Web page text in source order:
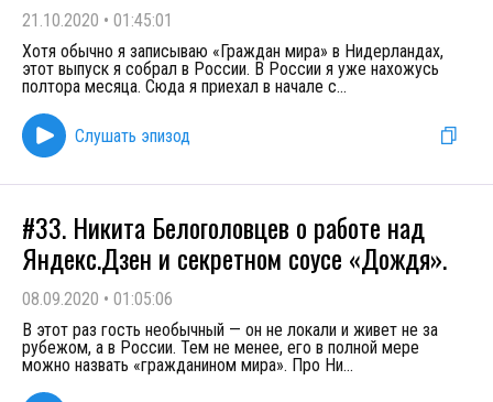
21.10.2020 • 01:45:01
Хотя обычно я записываю «Граждан мира» в Нидерландах,
этот выпуск я собрал в России. В России я уже нахожусь
полтора месяца. Сюда я приехал в начале с...
Слушать эпизод
#33. Никита Белоголовцев о работе над
Яндекс.Дзен и секретном соусе «Дождя».
08.09.2020 • 01:05:06
В этот раз гость необычный — он не локали и живет не за
рубежом, а в России. Тем не менее, его в полной мере
можно назвать «гражданином мира». Про Ни...